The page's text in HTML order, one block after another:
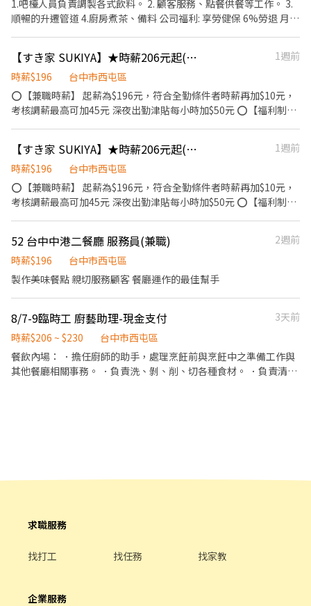
所需要的食材。 ．協助測量食材的容量與重量。 ．負責擺盤、打包
1.吧檯人員負責調製各式飲料。 2. 顧客服務、點餐供餐等工作。 3.
順暢的升遷管道 4.廚房煮茶、備料 公司福利: 享勞健保 6%勞退 月休
【すき家 SUKIYA】★時薪206元起(含全勤)★逢甲河南店
1週前
時薪$196
台中市西屯區
⭕【兼職時薪】 起薪為$196元，符合全勤條件者時薪再加$10元，
考核調薪最高可加45元 深夜出勤津貼每小時加$50元 ⭕【福利制
健檢 ★勞保、健保，6％勞退提撥 ⭕【工作說明】 《內場》:餐點製
作、食材備料、進貨盤點 《外場》:接待服務顧客、收銀結帳、環境
整潔 用最快速的速度提供美味的牛丼！ 用最有元氣的服務使顧客露
出滿意的笑容！ ★開朗活潑有笑容 ★ＳＯＰ專業流程 ★無經驗可
成為全球第一的連鎖餐飲集團。 我們堅持使用安全及高品質的食
材，當場現點現作提供美味可口的日本國民美食-牛丼/咖哩，並以
舒適衛生的用餐環境、熱情用心的服務態度、平實親民的誠懇價
格，強調食品安全，顧客安心。不論是單獨一人、與家人一起、朋
友一起，皆可享受用餐的樂趣。
【すき家 SUKIYA】★時薪206元起(含全勤)★西屯澄清店
1週前
時薪$196
台中市西屯區
⭕【兼職時薪】 起薪為$196元，符合全勤條件者時薪再加$10元，
考核調薪最高可加45元 深夜出勤津貼每小時加$50元 ⭕【福利制
健檢 ★勞保、健保，6％勞退提撥 ⭕【工作說明】 《內場》:餐點製
作、食材備料、進貨盤點 《外場》:接待服務顧客、收銀結帳、環境
整潔 用最快速的速度提供美味的牛丼！ 用最有元氣的服務使顧客露
鎖ZENSHO集團，我們的理念是"消滅世界的飢餓和貧困"，目標是
成為全球第一的連鎖餐飲集團。 我們堅持使用安全及高品質的食
材，當場現點現作提供美味可口的日本國民美食-牛丼/咖哩，並以
舒適衛生的用餐環境、熱情用心的服務態度、平實親民的誠懇價
格，強調食品安全，顧客安心。不論是單獨一人、與家人一起、朋
52 台中中港二餐廳 服務員(兼職)
2週前
時薪$196
台中市西屯區
製作美味餐點 親切服務顧客 餐廳運作的最佳幫手
8/7-9臨時工 廚藝助理-現金支付
3天前
時薪$206 ~ $230
台中市西屯區
餐飲內場： ．擔任廚師的助手，處理烹飪前與烹飪中之準備工作與
其他餐廳相關事務。 ．負責洗、剝、削、切各種食材。 ．負責清理
求職服務
找打工 找任務 找家教
企業服務